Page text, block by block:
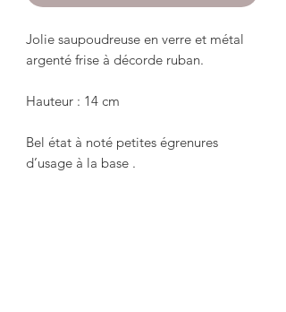
Jolie saupoudreuse en verre et métal
argenté frise à décorde ruban.
Hauteur : 14 cm
Bel état à noté petites égrenures
d’usage à la base .